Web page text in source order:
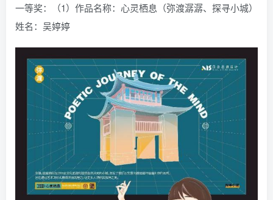
一等奖：（1）作品名称：心灵栖息（弥渡潺潺、探寻小城）
姓名：吴婷婷